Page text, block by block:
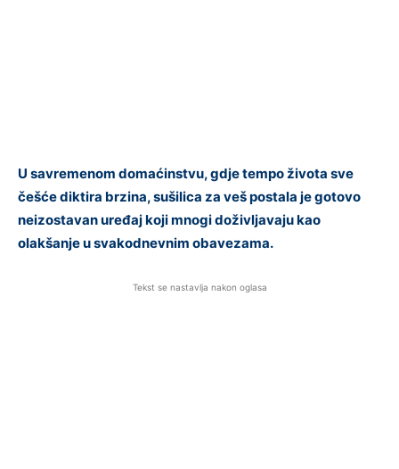
U savremenom domaćinstvu, gdje tempo života sve
češće diktira brzina, sušilica za veš postala je gotovo
neizostavan uređaj koji mnogi doživljavaju kao
olakšanje u svakodnevnim obavezama.
Tekst se nastavlja nakon oglasa